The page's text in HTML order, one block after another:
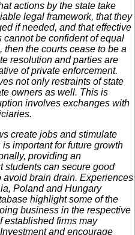
actions by the state take
legal framework, that they
if needed, and that effective
be confident of equal
the courts cease to be a
resolution and parties are
of private enforcement.
not only restraints of state
owners as well. This is
involves exchanges with
create jobs and stimulate
important for future growth
providing an
students can secure good
brain drain. Experiences
Poland and Hungary
highlight some of the
business in the respective
established firms may
and encourage